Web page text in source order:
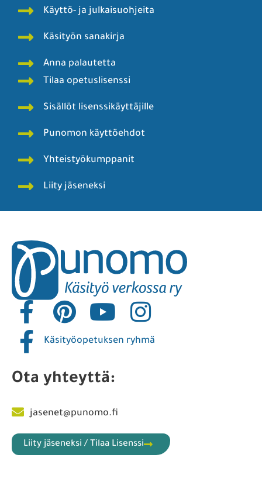
Käyttö- ja julkaisuohjeita
Käsityön sanakirja
Anna palautetta
Tilaa opetuslisenssi
Sisällöt lisenssikäyttäjille
Punomon käyttöehdot
Yhteistyökumppanit
Liity jäseneksi
Käsityöopetuksen ryhmä
Ota yhteyttä:
jasenet@punomo.fi
Liity jäseneksi / Tilaa Lisenssi